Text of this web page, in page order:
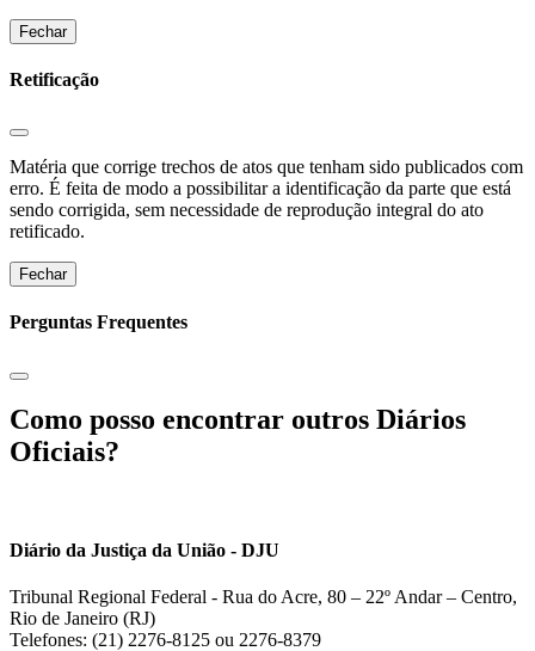
Fechar
Retificação
Matéria que corrige trechos de atos que tenham sido publicados com
erro. É feita de modo a possibilitar a identificação da parte que está
sendo corrigida, sem necessidade de reprodução integral do ato
retificado.
Fechar
Perguntas Frequentes
Como posso encontrar outros Diários
Oficiais?
Diário da Justiça da União - DJU
Tribunal Regional Federal - Rua do Acre, 80 – 22º Andar – Centro,
Rio de Janeiro (RJ)
Telefones: (21) 2276-8125 ou 2276-8379